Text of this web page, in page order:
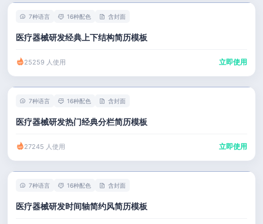
7种语言 16种配色 含封面
医疗器械研发经典上下结构简历模板
25259 人使用 立即使用
7种语言 16种配色 含封面
医疗器械研发热门经典分栏简历模板
27245 人使用 立即使用
7种语言 16种配色 含封面
医疗器械研发时间轴简约风简历模板